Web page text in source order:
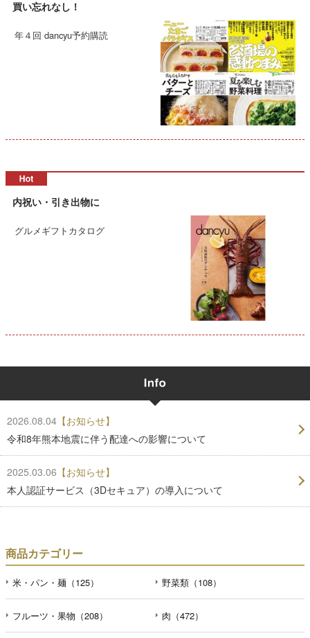
買い忘れなし！
年４回 dancyu予約購読
内祝い・引き出物に
グルメギフトカタログ
2026.08.04 【お知らせ】
令和8年熊本地震に伴う配達への影響について
2025.03.06 【お知らせ】
本人認証サービス（3Dセキュア）の導入について
商品カテゴリー
米・パン・麺（125） 野菜類（108）
フルーツ・果物（208） 肉（472）